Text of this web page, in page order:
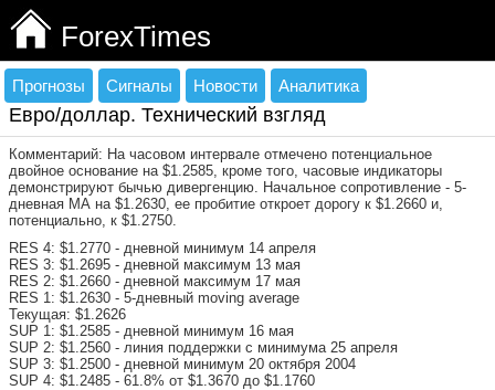
ForexTimes
Прогнозы Сигналы Новости Аналитика
Евро/доллар. Технический взгляд
Комментарий: На часовом интервале отмечено потенциальное
двойное основание на $1.2585, кроме того, часовые индикаторы
демонстрируют бычью дивергенцию. Начальное сопротивление - 5-
дневная МА на $1.2630, ее пробитие откроет дорогу к $1.2660 и,
потенциально, к $1.2750.
RES 4: $1.2770 - дневной минимум 14 апреля
RES 3: $1.2695 - дневной максимум 13 мая
RES 2: $1.2660 - дневной максимум 17 мая
RES 1: $1.2630 - 5-дневный moving average
Текущая: $1.2626
SUP 1: $1.2585 - дневной минимум 16 мая
SUP 2: $1.2560 - линия поддержки с минимума 25 апреля
SUP 3: $1.2500 - дневной минимум 20 октября 2004
SUP 4: $1.2485 - 61.8% от $1.3670 до $1.1760